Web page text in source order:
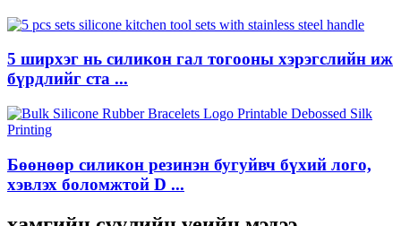
5 ширхэг нь силикон гал тогооны хэрэгслийн иж
бүрдлийг ста ...
Бөөнөөр силикон резинэн бугуйвч бүхий лого,
хэвлэх боломжтой D ...